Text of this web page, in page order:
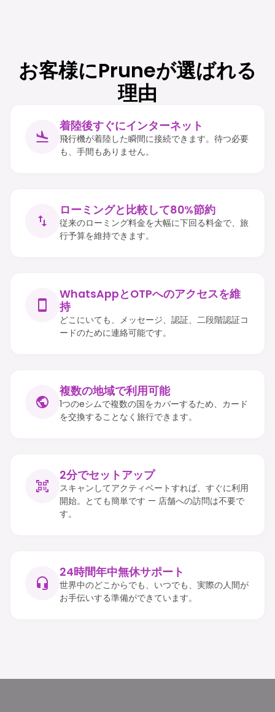
お客様にPruneが選ばれる
理由
着陸後すぐにインターネット
飛行機が着陸した瞬間に接続できます。待つ必要
も、手間もありません。
ローミングと比較して80%節約
従来のローミング料金を大幅に下回る料金で、旅
行予算を維持できます。
WhatsAppとOTPへのアクセスを維
持
どこにいても、メッセージ、認証、二段階認証コ
ードのために連絡可能です。
複数の地域で利用可能
1つのeシムで複数の国をカバーするため、カード
を交換することなく旅行できます。
2分でセットアップ
スキャンしてアクティベートすれば、すぐに利用
開始。とても簡単です — 店舗への訪問は不要で
す。
24時間年中無休サポート
世界中のどこからでも、いつでも、実際の人間が
お手伝いする準備ができています。